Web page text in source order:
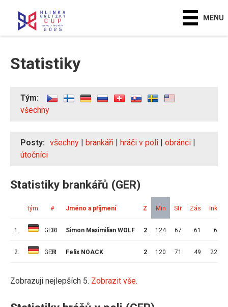
MENU
Statistiky
Tým:
všechny
Posty: všechny | brankáři | hráči v poli | obránci |
útočníci
Statistiky brankářů (GER)
tým # Jméno a příjmení Z Min Stř Zás Ink
1. GER
30 Simon Maximilian WOLF 2 124 67 61 6
2. GER
31 Felix NOACK 2 120 71 49 22
Zobrazuji nejlepších 5. Zobrazit vše.